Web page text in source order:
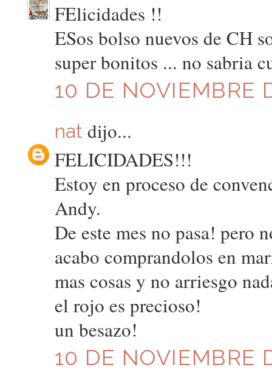
FElicidades !!
ESos bolso nuevos de CH
super bonitos ... no sabria
10 DE NOVIEMBRE
nat dijo...
FELICIDADES!!!
Estoy en proceso de
Andy.
De este mes no pasa! pero
acabo comprandolos en
mas cosas y no arriesgo
el rojo es precioso!
un besazo!
10 DE NOVIEMBRE